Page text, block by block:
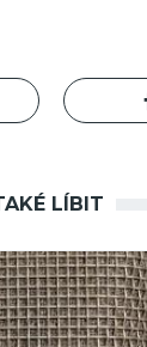
LÍBIT